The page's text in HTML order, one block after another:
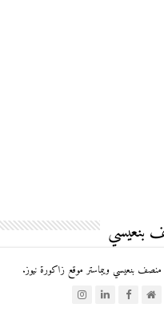
بنعيسي
منصف بنعيسي ويبماستر موقع زاكورة نيوز.